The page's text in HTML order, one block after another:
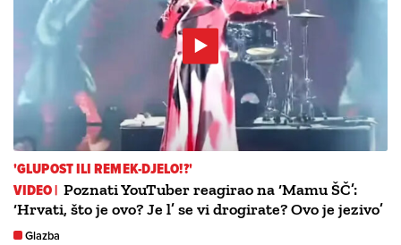
'GLUPOST ILI REMEK-DJELO!?'
VIDEO | Poznati YouTuber reagirao na ‘Mamu ŠČ’:
‘Hrvati, što je ovo? Je l’ se vi drogirate? Ovo je jezivo’
Glazba